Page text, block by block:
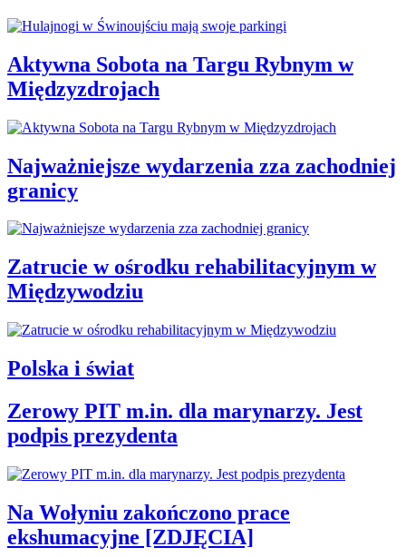
Aktywna Sobota na Targu Rybnym w
Międzyzdrojach
Najważniejsze wydarzenia zza zachodniej
granicy
Zatrucie w ośrodku rehabilitacyjnym w
Międzywodziu
Polska i świat
Zerowy PIT m.in. dla marynarzy. Jest
podpis prezydenta
Na Wołyniu zakończono prace
ekshumacyjne [ZDJĘCIA]